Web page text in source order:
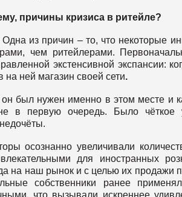
причины кризиса в ритейле?
Одна из причин – то, что некоторые
чем ритейлерами.
экстенсивной экспансии:
на ней магазин своей сети.
он был нужен именно в этом месте и
в первую очередь. Было чёткое
осознанно увеличивали
для иностранных
на наш рынок и с целью их продажи
собственники ранее
что вызывали искреннее